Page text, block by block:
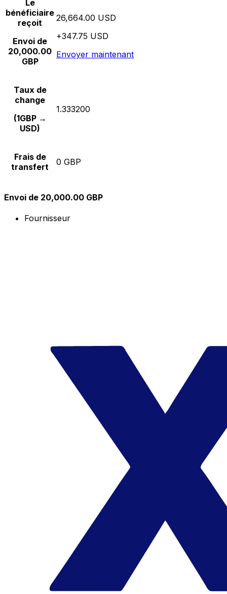
Le
bénéficiaire
reçoit
Envoi de
20,000.00
GBP
26,664.00 USD
+347.75 USD
Envoyer maintenant
Taux de
change
(1GBP →
USD)
1.333200
Frais de
transfert
0 GBP
Envoi de 20,000.00 GBP
Fournisseur